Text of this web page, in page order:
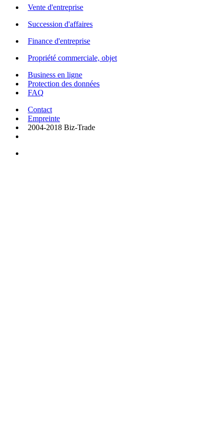
Vente d'entreprise
Succession d'affaires
Finance d'entreprise
Propriété commerciale, objet
Business en ligne
Protection des données
FAQ
Contact
Empreinte
2004-2018 Biz-Trade